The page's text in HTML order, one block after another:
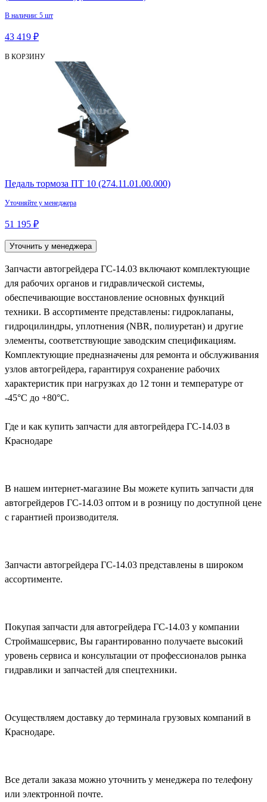
В наличии: 5 шт
43 419 ₽
В КОРЗИНУ
Педаль тормоза ПТ 10 (274.11.01.00.000)
Уточняйте у менеджера
51 195 ₽
Уточнить у менеджера
Запчасти автогрейдера ГС-14.03 включают комплектующие
для рабочих органов и гидравлической системы,
обеспечивающие восстановление основных функций
техники. В ассортименте представлены: гидроклапаны,
гидроцилиндры, уплотнения (NBR, полиуретан) и другие
элементы, соответствующие заводским спецификациям.
Комплектующие предназначены для ремонта и обслуживания
узлов автогрейдера, гарантируя сохранение рабочих
характеристик при нагрузках до 12 тонн и температуре от
-45°C до +80°C.
Где и как купить запчасти для автогрейдера ГС-14.03 в
Краснодаре
В нашем интернет-магазине Вы можете купить запчасти для
автогрейдеров ГС-14.03 оптом и в розницу по доступной цене
с гарантией производителя.
Запчасти автогрейдера ГС-14.03 представлены в широком
ассортименте.
Покупая запчасти для автогрейдера ГС-14.03 у компании
Строймашсервис, Вы гарантированно получаете высокий
уровень сервиса и консультации от профессионалов рынка
гидравлики и запчастей для спецтехники.
Осуществляем доставку до терминала грузовых компаний в
Краснодаре.
Все детали заказа можно уточнить у менеджера по телефону
или электронной почте.